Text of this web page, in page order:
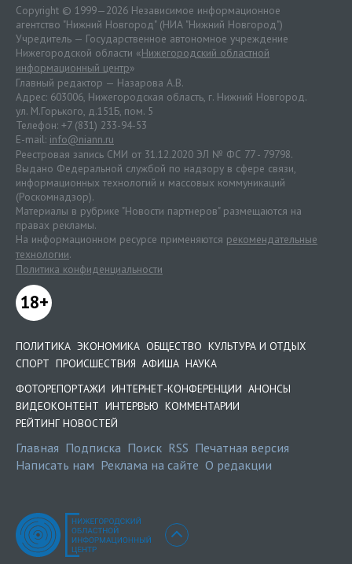
Copyright © 1999—2026 Независимое информационное
агентство "Нижний Новгород" (НИА "Нижний Новгород")
Учредитель — Государственное автономное учреждение
Нижегородской области «Нижегородский областной
информационный центр»
Главный редактор — Назарова А.В.
Адрес: 603006, Нижегородская область, г. Нижний Новгород.
ул. М.Горького, д.151Б, пом. 5
Телефон: +7 (831) 233-94-53
E-mail: info@niann.ru
Реестровая запись СМИ от 31.12.2020 ЭЛ № ФС 77 - 79798.
Выдано Федеральной службой по надзору в сфере связи,
информационных технологий и массовых коммуникаций
(Роскомнадзор).
Материалы в рубрике "Новости партнеров" размещаются на
правах рекламы.
На информационном ресурсе применяются рекомендательные
технологии.
Политика конфиденциальности
18+
ПОЛИТИКА ЭКОНОМИКА ОБЩЕСТВО КУЛЬТУРА И ОТДЫХ
СПОРТ ПРОИСШЕСТВИЯ АФИША НАУКА
ФОТОРЕПОРТАЖИ ИНТЕРНЕТ-КОНФЕРЕНЦИИ АНОНСЫ
ВИДЕОКОНТЕНТ ИНТЕРВЬЮ КОММЕНТАРИИ
РЕЙТИНГ НОВОСТЕЙ
Главная Подписка Поиск RSS Печатная версия
Написать нам Реклама на сайте О редакции